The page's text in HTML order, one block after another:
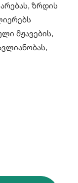
ზრდის
მჟავების,